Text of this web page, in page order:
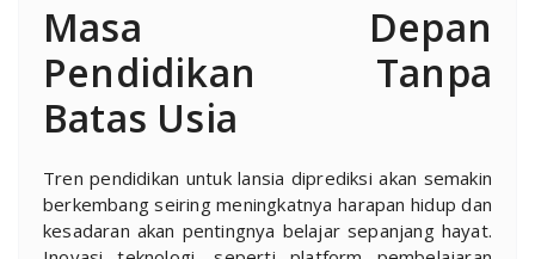
Masa Depan
Pendidikan Tanpa
Batas Usia
Tren pendidikan untuk lansia diprediksi akan semakin
berkembang seiring meningkatnya harapan hidup dan
kesadaran akan pentingnya belajar sepanjang hayat.